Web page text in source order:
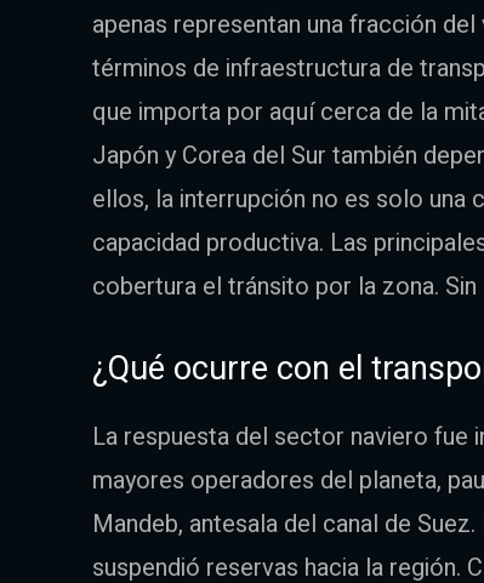
apenas representan una fracción
términos de infraestructura de
que importa por aquí cerca de la
Japón y Corea del Sur también
ellos, la interrupción no es solo una
capacidad productiva. Las
cobertura el tránsito por la zona.
¿Qué ocurre con el
La respuesta del sector naviero fue
mayores operadores del planeta,
Mandeb, antesala del canal de
suspendió reservas hacia la región.